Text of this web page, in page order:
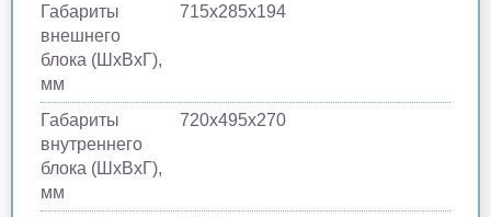
Габариты
внешнего
блока (ШхВхГ),
мм
715х285х194
Габариты
внутреннего
блока (ШхВхГ),
мм
720х495х270